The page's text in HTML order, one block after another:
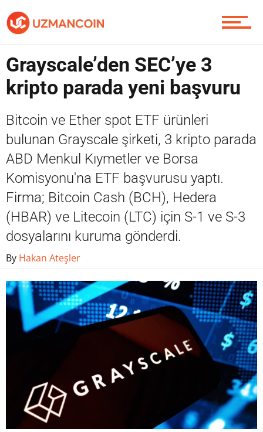
Soru Sor
Contact / İletişim
Grayscale’den SEC’ye 3
kripto parada yeni başvuru
Bitcoin ve Ether spot ETF ürünleri
bulunan Grayscale şirketi, 3 kripto parada
ABD Menkul Kıymetler ve Borsa
Komisyonu'na ETF başvurusu yaptı.
Firma; Bitcoin Cash (BCH), Hedera
(HBAR) ve Litecoin (LTC) için S-1 ve S-3
dosyalarını kuruma gönderdi.
By Hakan Ateşler